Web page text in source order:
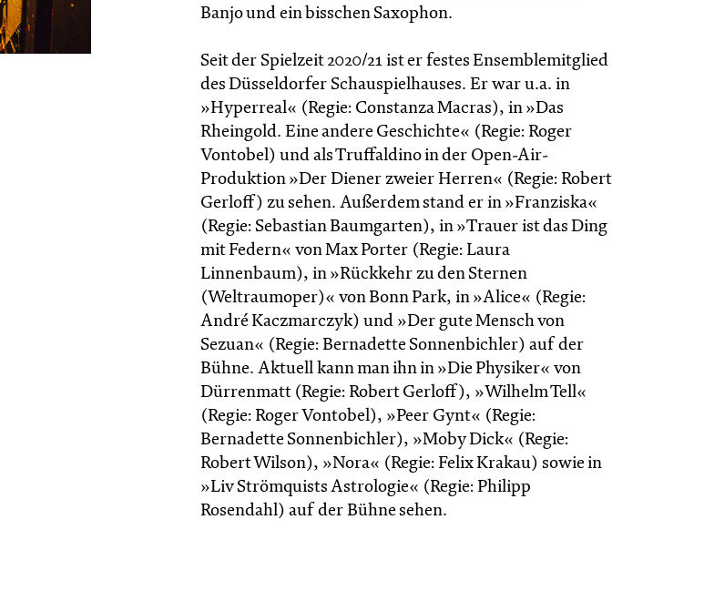
Banjo und ein bisschen Saxophon.
Seit der Spielzeit 2020/21 ist er festes Ensemblemitglied
des Düsseldorfer Schauspielhauses. Er war u.a. in
»Hyperreal« (Regie: Constanza Macras), in »Das
Rheingold. Eine andere Geschichte« (Regie: Roger
Vontobel) und als Truffaldino in der Open-Air-
Produktion »Der Diener zweier Herren« (Regie: Robert
Gerloff) zu sehen. Außerdem stand er in »Franziska«
(Regie: Sebastian Baumgarten), in »Trauer ist das Ding
mit Federn« von Max Porter (Regie: Laura
Linnenbaum), in »Rückkehr zu den Sternen
(Weltraumoper)« von Bonn Park, in »Alice« (Regie:
André Kaczmarczyk) und »Der gute Mensch von
Sezuan« (Regie: Bernadette Sonnenbichler) auf der
Bühne. Aktuell kann man ihn in »Die Physiker« von
Dürrenmatt (Regie: Robert Gerloff), »Wilhelm Tell«
(Regie: Roger Vontobel), »Peer Gynt« (Regie:
Bernadette Sonnenbichler), »Moby Dick« (Regie:
Robert Wilson), »Nora« (Regie: Felix Krakau) sowie in
»Liv Strömquists Astrologie« (Regie: Philipp
Rosendahl) auf der Bühne sehen.